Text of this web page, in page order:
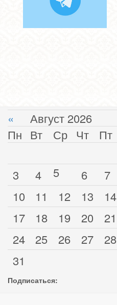
« Август 2026
Пн Вт Ср Чт Пт
3
4 5 6 7
10
11 12 13 14
17
18 19 20 21
24
25 26 27 28
31
Подписаться: